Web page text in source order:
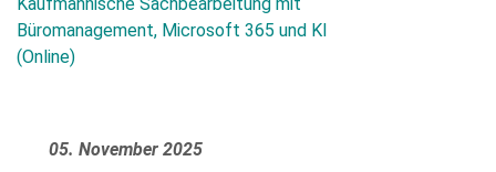
Büromanagement, Microsoft 365 und KI
(Online)
05. November 2025